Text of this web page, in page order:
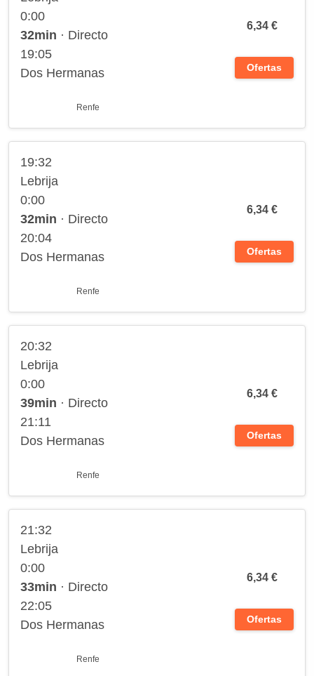
0:00
32min · Directo
19:05
Dos Hermanas
Renfe
6,34 €
Ofertas
19:32
Lebrija
0:00
32min · Directo
20:04
Dos Hermanas
Renfe
6,34 €
Ofertas
20:32
Lebrija
0:00
39min · Directo
21:11
Dos Hermanas
Renfe
6,34 €
Ofertas
21:32
Lebrija
0:00
33min · Directo
22:05
Dos Hermanas
Renfe
6,34 €
Ofertas